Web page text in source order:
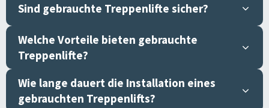
Sind gebrauchte Treppenlifte sicher?
Welche Vorteile bieten gebrauchte
Treppenlifte?
Wie lange dauert die Installation eines
gebrauchten Treppenlifts?